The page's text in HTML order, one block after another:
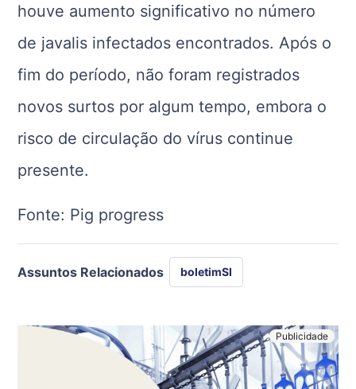
houve aumento significativo no número
de javalis infectados encontrados. Após o
fim do período, não foram registrados
novos surtos por algum tempo, embora o
risco de circulação do vírus continue
presente.
Fonte: Pig progress
Assuntos Relacionados boletimSI